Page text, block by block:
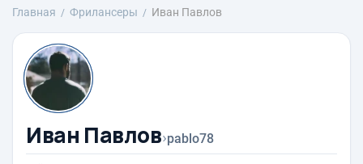
Главная Фрилансеры Иван Павлов
Иван Павлов›pablo78